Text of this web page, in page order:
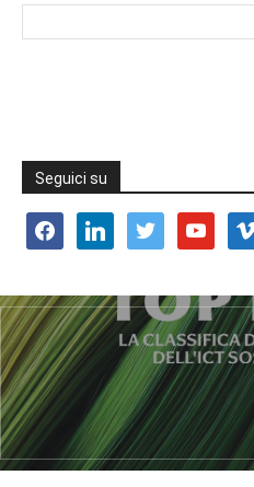
Seguici su
facebooklinkedin twitter youtube